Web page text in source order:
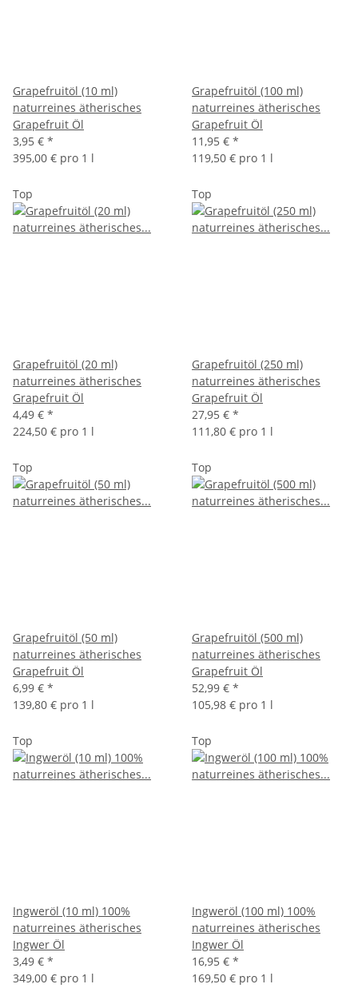
Grapefruitöl (10 ml)
naturreines ätherisches
Grapefruit Öl
3,95 € *
395,00 € pro 1 l
Grapefruitöl (100 ml)
naturreines ätherisches
Grapefruit Öl
11,95 € *
119,50 € pro 1 l
Top
Grapefruitöl (20 ml)
naturreines ätherisches
Grapefruit Öl
4,49 € *
224,50 € pro 1 l
Top
Grapefruitöl (250 ml)
naturreines ätherisches
Grapefruit Öl
27,95 € *
111,80 € pro 1 l
Top
Grapefruitöl (50 ml)
naturreines ätherisches
Grapefruit Öl
6,99 € *
139,80 € pro 1 l
Top
Grapefruitöl (500 ml)
naturreines ätherisches
Grapefruit Öl
52,99 € *
105,98 € pro 1 l
Top
Ingweröl (10 ml) 100%
naturreines ätherisches
Ingwer Öl
3,49 € *
349,00 € pro 1 l
Top
Ingweröl (100 ml) 100%
naturreines ätherisches
Ingwer Öl
16,95 € *
169,50 € pro 1 l